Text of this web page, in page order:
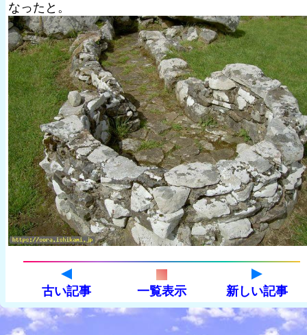
なったと。
古い記事 一覧表示 新しい記事